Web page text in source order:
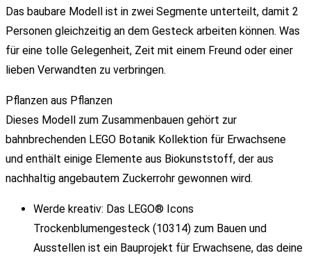
Das baubare Modell ist in zwei Segmente unterteilt, damit 2
Personen gleichzeitig an dem Gesteck arbeiten können. Was
für eine tolle Gelegenheit, Zeit mit einem Freund oder einer
lieben Verwandten zu verbringen.
Pflanzen aus Pflanzen
Dieses Modell zum Zusammenbauen gehört zur
bahnbrechenden LEGO Botanik Kollektion für Erwachsene
und enthält einige Elemente aus Biokunststoff, der aus
nachhaltig angebautem Zuckerrohr gewonnen wird.
Werde kreativ: Das LEGO® Icons
Trockenblumengesteck (10314) zum Bauen und
Ausstellen ist ein Bauprojekt für Erwachsene, das deine